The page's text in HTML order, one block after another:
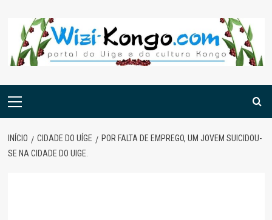
content
Menu
INÍCIO CIDADE DO UÍGE
POR FALTA DE EMPREGO, UM JOVEM SUICIDOU-
SE NA CIDADE DO UIGE.